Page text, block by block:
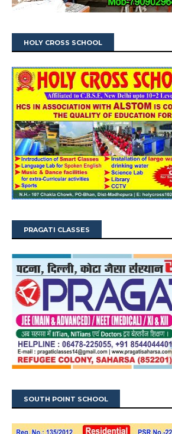
HOLY CROSS SCHOOL
PRAGATI CLASSES
SOUTH POINT SCHOOL